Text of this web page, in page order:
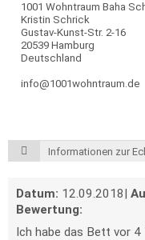
1001 Wohntraum Baha
Kristin Schrick
Gustav-Kunst-Str. 2-16
20539 Hamburg
Deutschland
info@1001wohntraum.de
Informationen zur
Datum: 12.09.2018|
Bewertung:
Ich habe das Bett vor